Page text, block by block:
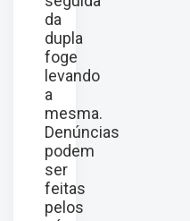
da
dupla
foge
levando
a
mesma.
Denúncias
podem
ser
feitas
pelos